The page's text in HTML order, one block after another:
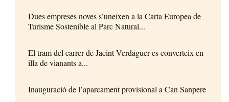
Dues empreses noves s’uneixen a la Carta Europea de
Turisme Sostenible al Parc Natural...
El tram del carrer de Jacint Verdaguer es converteix en
illa de vianants a...
Inauguració de l’aparcament provisional a Can Sanpere